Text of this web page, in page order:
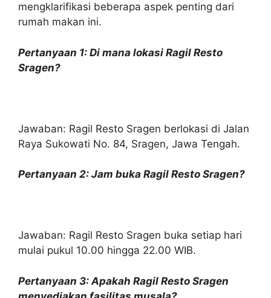
mengklarifikasi beberapa aspek penting dari
rumah makan ini.
Pertanyaan 1: Di mana lokasi Ragil Resto
Sragen?
Jawaban: Ragil Resto Sragen berlokasi di Jalan
Raya Sukowati No. 84, Sragen, Jawa Tengah.
Pertanyaan 2: Jam buka Ragil Resto Sragen?
Jawaban: Ragil Resto Sragen buka setiap hari
mulai pukul 10.00 hingga 22.00 WIB.
Pertanyaan 3: Apakah Ragil Resto Sragen